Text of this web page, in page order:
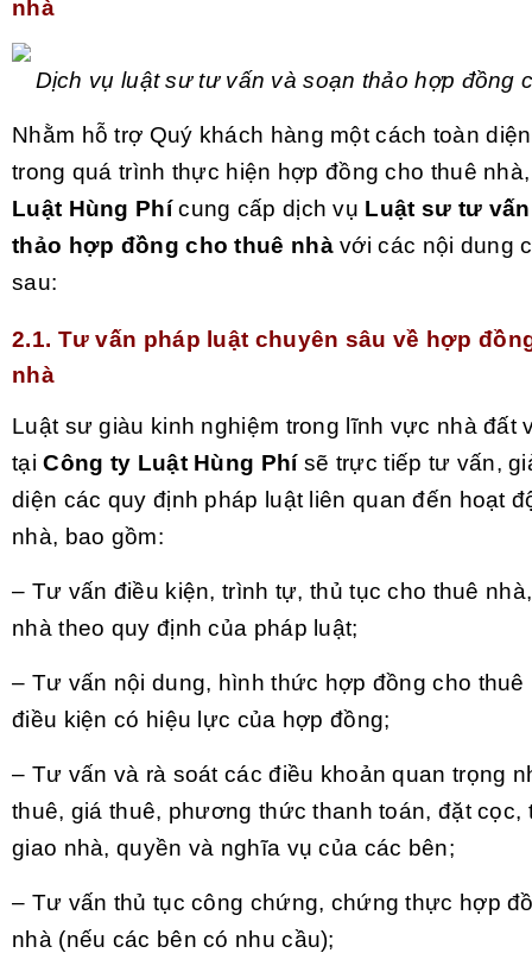
nhà
Dịch vụ luật sư tư vấn và soạn thảo hợp đồng
Nhằm hỗ trợ Quý khách hàng một cách toàn
trong quá trình thực hiện hợp đồng cho thuê
Luật Hùng Phícung cấp dịch vụ Luật sư tư
thảo hợp đồng cho thuê nhàvới các nội dung
sau:
2.1. Tư vấn pháp luật chuyên sâu về hợp
nhà
Luật sư giàu kinh nghiệm trong lĩnh vực nhà đất
tạiCông ty Luật Hùng Phí sẽ trực tiếp tư vấn,
diện các quy định pháp luật liên quan đến hoạt
nhà, bao gồm:
– Tư vấn điều kiện, trình tự, thủ tục cho thuê
nhà theo quy định của pháp luật;
– Tư vấn nội dung, hình thức hợp đồng cho thuê
điều kiện có hiệu lực của hợp đồng;
– Tư vấn và rà soát các điều khoản quan trọng
thuê, giá thuê, phương thức thanh toán, đặt cọc,
giao nhà, quyền và nghĩa vụ của các bên;
– Tư vấn thủ tục công chứng, chứng thực hợp
nhà (nếu các bên có nhu cầu);